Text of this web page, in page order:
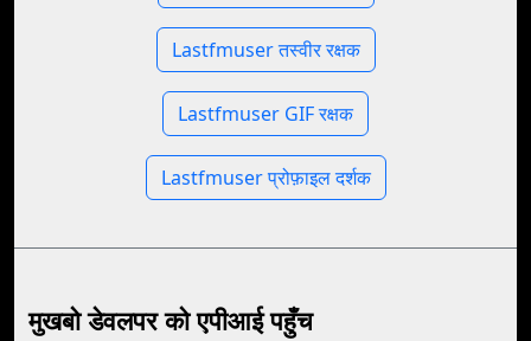
Lastfmuser तस्वीर रक्षक
Lastfmuser GIF रक्षक
Lastfmuser प्रोफ़ाइल दर्शक
मुखबो डेवलपर को एपीआई पहुँच